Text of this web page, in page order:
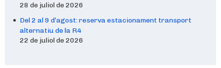
28 de juliol de 2026
Del 2 al 9 d’agost: reserva estacionament transport
alternatiu de la R4
22 de juliol de 2026